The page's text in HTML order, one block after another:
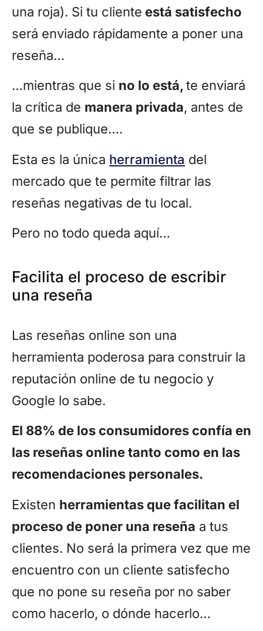
una roja). Si tu cliente está satisfecho
será enviado rápidamente a poner una
reseña…
…mientras que si no lo está,te enviará
la crítica de manera privada, antes de
que se publique….
Esta es la única herramienta del
mercado que te permite filtrar las
reseñas negativas de tu local.
Pero no todo queda aquí…
Facilita el proceso de escribir
una reseña
Las reseñas online son una
herramienta poderosa para construir la
reputación online de tu negocio y
Google lo sabe.
El 88% de los consumidores confía en
las reseñas online tanto como en las
recomendaciones personales.
Existen herramientas que facilitan el
proceso de poner una reseña a tus
clientes. No será la primera vez que me
encuentro con un cliente satisfecho
que no pone su reseña por no saber
como hacerlo, o dónde hacerlo…